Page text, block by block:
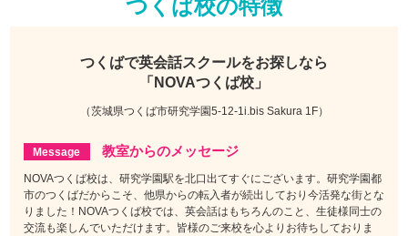
つくば校の特徴
つくばで英会話スクールをお探しなら
「NOVAつくば校」
（茨城県つくば市研究学園5-12-1i.bis Sakura 1F）
教室からのメッセージ
NOVAつくば校は、研究学園駅を北口出てすぐにございます。研究学園都
市のつくばだからこそ、他県からの転入者が続出しており今活発な街とな
りました！NOVAつくば校では、英会話はもちろんのこと、生徒様同士の
交流も楽しんでいただけます。皆様のご来校を心よりお待ちしておりま